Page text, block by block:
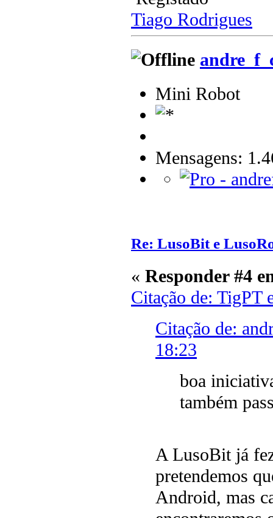
Tiago Rodrigues
Mini Robot
Mensagens:
Re: LusoBit e
« Responder #4
Citação de: TigPT
Citação de:
18:23
boa
também
A LusoBit já
pretendemos
Android, mas